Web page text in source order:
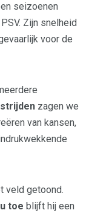
seizoenen
Zijn snelheid
voor de
zagen we
van kansen,
veld getoond.
toe blijft hij een